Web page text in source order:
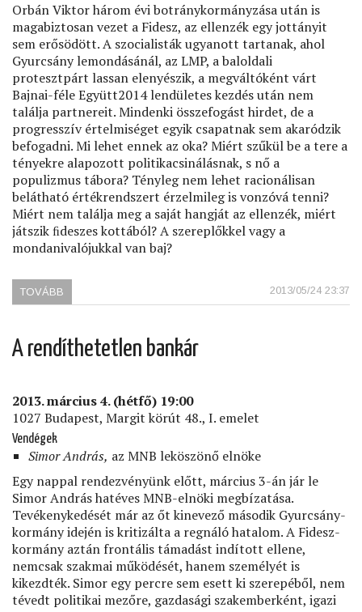
Orbán Viktor három évi botránykormányzása után is
magabiztosan vezet a Fidesz, az ellenzék egy jottányit
sem erősödött. A szocialisták ugyanott tartanak, ahol
Gyurcsány lemondásánál, az LMP, a baloldali
protesztpárt lassan elenyészik, a megváltóként várt
Bajnai-féle Együtt2014 lendületes kezdés után nem
találja partnereit. Mindenki összefogást hirdet, de a
progresszív értelmiséget egyik csapatnak sem akaródzik
befogadni. Mi lehet ennek az oka? Miért szűkül be a tere a
tényekre alapozott politikacsinálásnak, s nő a
populizmus tábora? Tényleg nem lehet racionálisan
belátható értékrendszert érzelmileg is vonzóvá tenni?
Miért nem találja meg a saját hangját az ellenzék, miért
játszik ﬁdeszes kottából? A szereplőkkel vagy a
mondanivalójukkal van baj?
2013/05/24 23:37
TOVÁBB
URAIM,
MEGYEN
A rendíthetetlen bankár
2013. március 4. (hétfő) 19:00
1027 Budapest, Margit körút 48., I. emelet
Vendégek
Simor András, az MNB leköszönő elnöke
Egy nappal rendezvényünk előtt, március 3-án jár le
Simor András hatéves MNB-elnöki megbízatása.
Tevékenykedését már az őt kinevező második Gyurcsány-
kormány idején is kritizálta a regnáló hatalom. A Fidesz-
kormány aztán frontális támadást indított ellene,
nemcsak szakmai működését, hanem személyét is
kikezdték. Simor egy percre sem esett ki szerepéből, nem
tévedt politikai mezőre, gazdasági szakemberként, igazi